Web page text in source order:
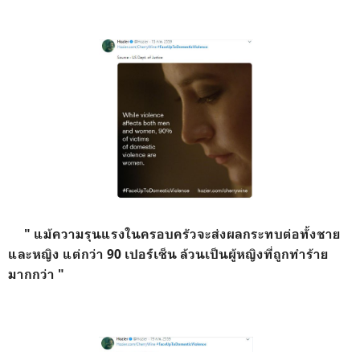
" แม้ความรุนแรงในครอบครัวจะส่งผลกระทบต่อทั้งชาย
และหญิง แต่กว่า 90 เปอร์เซ็น ล้วนเป็นผู้หญิงที่ถูกทำร้าย
มากกว่า "